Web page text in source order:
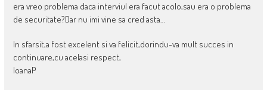
era vreo problema daca interviul era facut acolo,sau era o problema
de securitate?Dar nu imi vine sa cred asta…
In sfarsit,a fost excelent si va felicit,dorindu-va mult succes in
continuare,cu acelasi respect,
IoanaP